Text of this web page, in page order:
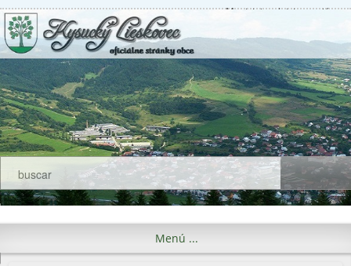
Municipio Iniciar sesión
Menú ...